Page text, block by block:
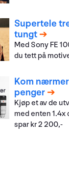
Supertele
tungt
Med Sony FE
du tett på
Kom
penger
Kjøp et av de
med enten
spar kr 2 200,-